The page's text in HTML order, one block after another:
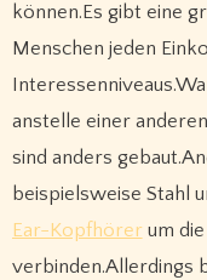
können.Es gibt eine
Menschen jeden
anstelle einer
sind anders
beispielsweise Stahl
Ear-Kopfhörerum die
verbinden.Allerdings